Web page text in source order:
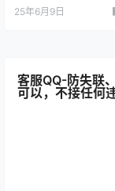
25年6月9日
客服QQ-防失联
可以，不接任何